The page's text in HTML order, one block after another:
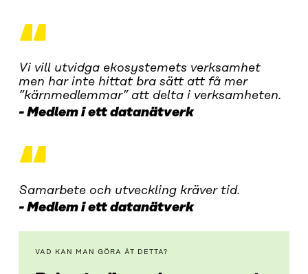
“
Vi vill utvidga ekosystemets verksamhet
men har inte hittat bra sätt att få mer
”kärnmedlemmar” att delta i verksamheten.
Medlem i ett datanätverk
“
Samarbete och utveckling kräver tid.
Medlem i ett datanätverk
VAD KAN MAN GÖRA ÅT DETTA?